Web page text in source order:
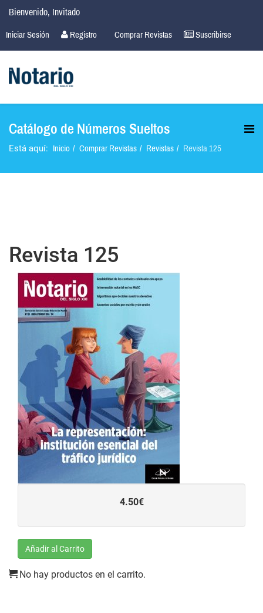
Bienvenido, Invitado
Registro
Iniciar Sesión Suscribirse
Comprar Revistas
Catálogo de Números Sueltos
Está aquí: Inicio Comprar Revistas Revistas Revista 125
Revista 125
4.50€
Añadir al Carrito
No hay productos en el carrito.